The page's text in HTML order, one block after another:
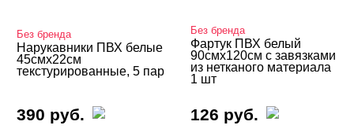
Маски одноразовые
Маски тканевые с фильтром
Перчатки
Без бренда
Нарукавники ПВХ белые
45смх22см
текстурированные, 5 пар
390 руб.
Без бренда
Фартук ПВХ белый
90смх120см с завязками
из нетканого материала
1 шт
126 руб.